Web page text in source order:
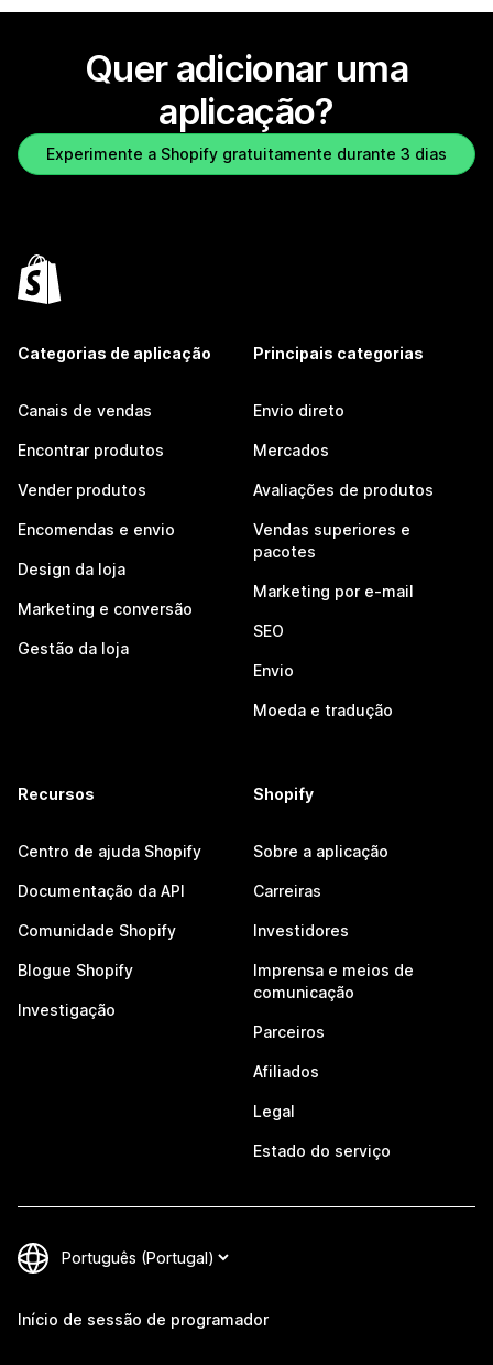
Quer adicionar uma
aplicação?
Experimente a Shopify gratuitamente durante 3 dias
Categorias de aplicação
Canais de vendas
Encontrar produtos
Vender produtos
Encomendas e envio
Design da loja
Marketing e conversão
Gestão da loja
Principais categorias
Envio direto
Mercados
Avaliações de produtos
Vendas superiores e
pacotes
Marketing por e-mail
SEO
Envio
Moeda e tradução
Recursos
Centro de ajuda Shopify
Documentação da API
Comunidade Shopify
Blogue Shopify
Investigação
Shopify
Sobre a aplicação
Carreiras
Investidores
Imprensa e meios de
comunicação
Parceiros
Afiliados
Legal
Estado do serviço
Início de sessão de programador